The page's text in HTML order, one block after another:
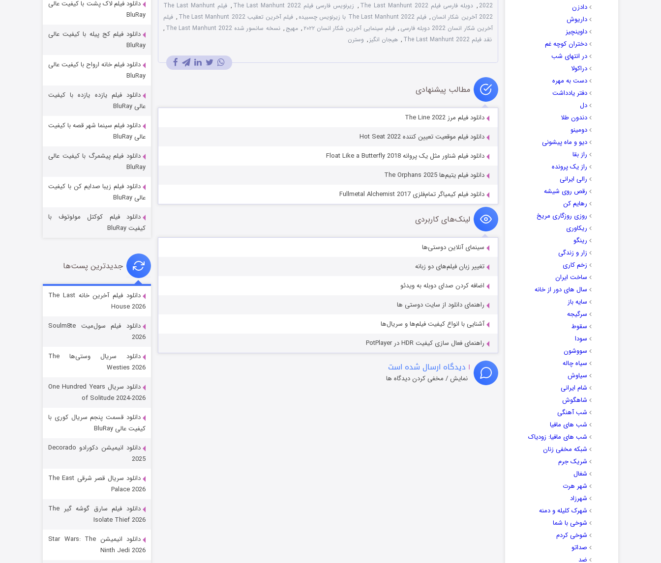
دادزن
داریوش
داوینچیز
دختران کوچه غم
در انتهای شب
دراکولا
دست به مهره
دفتر یادداشت
دل
دندون طلا
دومینو
دیو و ماه پیشونی
راز بقا
راز یک پرونده
رالی ایرانی
رقص روی شیشه
رهایم کن
روزی روزگاری مریخ
ریکاوری
رینگو
زار و زندگی
زخم کاری
ساخت ایران
سال های دور از خانه
سایه باز
سرگیجه
سقوط
سودا
سووشون
سیاه چاله
سیاوش
شام ایرانی
شاهگوش
شب آهنگی
شب های مافیا
شب های مافیا: زودیاک
شبکه مخفی زنان
شریک جرم
شغال
شهر هرت
شهرزاد
شهرک کلیله و دمنه
شوخی با شما
شوخی کردم
صداتو
ضد
2022
, دوبله فارسی فیلم The Last Manhunt 2022 , زیرنویس فارسی فیلم The Last Manhunt 2022 ,
فیلم The Last Manhunt
2022 آخرین شکار انسان
, فیلم The Last Manhunt 2022 با زیرنویس چسبیده , فیلم آخرین تعقیب The Last Manhunt 2022 , فیلم
آخرین شکار انسان 2022 دوبله فارسی
, فیلم سینمایی آخرین شکار انسان ۲۰۲۲ , مهیج , نسخه سانسور شده The Last Manhunt 2022
,
نقد فیلم The Last Manhunt 2022
, هیجان انگیز , وسترن
مطالب پیشنهادی
دانلود فیلم مرز The Line 2022
دانلود فیلم موقعیت تعیین کننده Hot Seat 2022
دانلود فیلم شناور مثل یک پروانه Float Like a Butterfly 2018
دانلود فیلم یتیم‌‌ها The Orphans 2025
دانلود فیلم کیمیاگر تمام‌فلزی Fullmetal Alchemist 2017
لینک‌های کاربردی
سینمای آنلاین دوستی‌ها
تغییر زبان فیلم‌های دو زبانه
اضافه کردن صدای دوبله به ویدئو
راهنمای دانلود از سایت دوستی ها
آشنایی با انواع کیفیت فیلم‌ها و سریال‌ها
راهنمای فعال سازی کیفیت HDR در PotPlayer
۱ دیدگاه ارسال شده است
نمایش / مخفی کردن دیدگاه ها
خاندان اژدها فصل ۳
جادوگری در مغولستان
قسمت
رویایی برای تو
قسمت
دانلود فیلم لاک پشت با کیفیت عالی
BluRay
دانلود فیلم کج‌ پیله با کیفیت عالی
BluRay
دانلود فیلم خانه ارواح با کیفیت عالی
BluRay
دانلود فیلم یازده یازده با کیفیت
عالی BluRay
دانلود فیلم سینما شهر قصه با کیفیت
عالی BluRay
دانلود فیلم پیشمرگ با کیفیت عالی
BluRay
دانلود فیلم زیبا صدایم کن با کیفیت
عالی BluRay
دانلود فیلم کوکتل مولوتوف با
کیفیت BluRay
جدیدترین پست‌ها
دانلود فیلم آخرین خانه The Last
House 2026
دانلود فیلم سول‌میت Soulm8te
2026
دانلود سریال وستی‌ها The
Westies 2026
دانلود سریال One Hundred Years
of Solitude 2024-2026
دانلود قسمت پنجم سریال کوری با
کیفیت عالی BluRay
دانلود انیمیشن دکورادو Decorado
2025
دانلود سریال قصر شرقی The East
Palace 2026
دانلود فیلم سارق گوشه گیر The
Isolate Thief 2026
دانلود انیمیشن Star Wars: The
Ninth Jedi 2026